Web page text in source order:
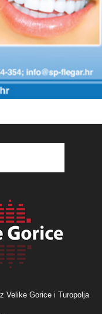
Velike Gorice i Turopolja